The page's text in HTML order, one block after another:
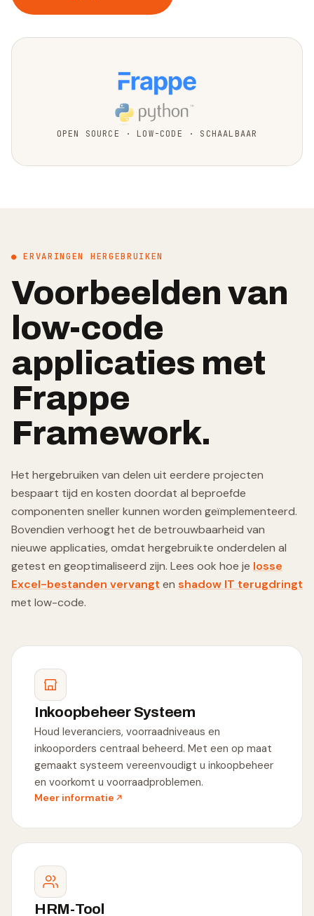
OPEN SOURCE · LOW-CODE · SCHAALBAAR
● ERVARINGEN HERGEBRUIKEN
Voorbeelden van
low-code
applicaties met
Frappe
Framework.
Het hergebruiken van delen uit eerdere projecten
bespaart tijd en kosten doordat al beproefde
componenten sneller kunnen worden geïmplementeerd.
Bovendien verhoogt het de betrouwbaarheid van
nieuwe applicaties, omdat hergebruikte onderdelen al
getest en geoptimaliseerd zijn. Lees ook hoe je losse
Excel-bestanden vervangt en shadow IT terugdringt
met low-code.
Inkoopbeheer Systeem
Houd leveranciers, voorraadniveaus en
inkooporders centraal beheerd. Met een op maat
gemaakt systeem vereenvoudigt u inkoopbeheer
en voorkomt u voorraadproblemen.
Meer informatie
HRM-Tool